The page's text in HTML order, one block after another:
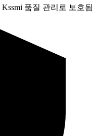
Kssmi 품질 관리로 보호됨